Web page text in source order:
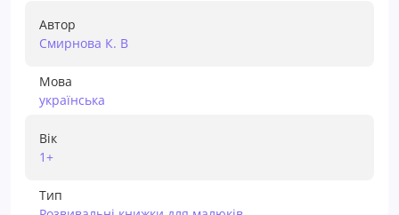
Автор
Смирнова К. В
Мова
українська
Вік
1+
Тип